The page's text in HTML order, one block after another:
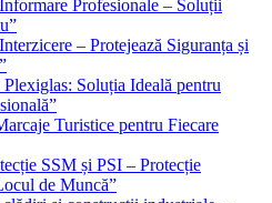
Profesionale – Soluții
– Protejează Siguranța și
Soluția Ideală pentru
Turistice pentru Fiecare
SSM și PSI – Protecție
de Muncă”